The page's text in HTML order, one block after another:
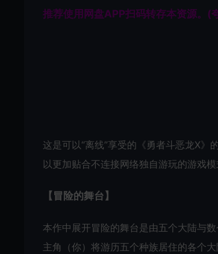
推荐使用网盘APP扫码转存本资源。(
这是可以“离线”享受的《勇者斗恶龙X》
以更加贴合不连接网络独自游玩的游戏模
【冒险的舞台】
本作中展开冒险的舞台是由五个大陆与数
主角（你）将游历五个种族居住的各个大